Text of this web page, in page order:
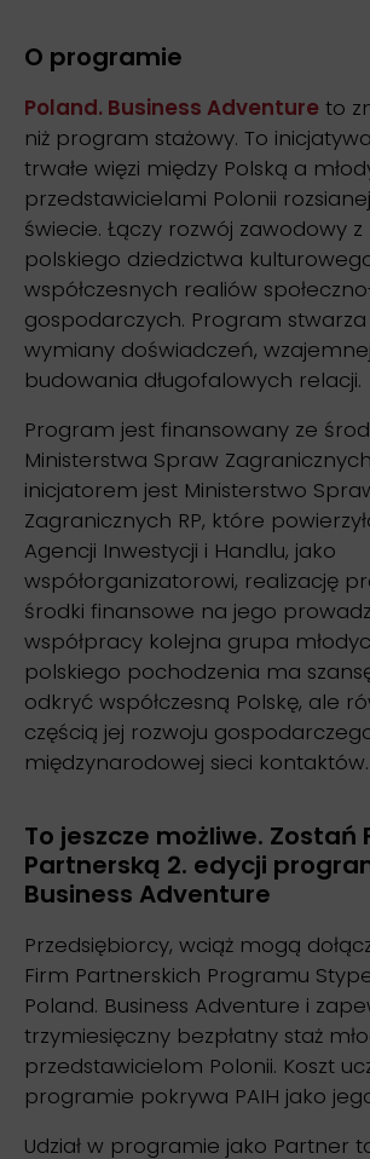
O programie
Poland. Business Adventure to
niż program stażowy. To
trwałe więzi między Polską a
przedstawicielami Polonii
świecie. Łączy rozwój zawodowy
polskiego dziedzictwa
współczesnych realiów
gospodarczych. Program
wymiany doświadczeń,
budowania długofalowych relacji.
Program jest finansowany ze
Ministerstwa Spraw
inicjatorem jest Ministerstwo
Zagranicznych RP, które
Agencji Inwestycji i Handlu, jako
współorganizatorowi, realizację
środki finansowe na jego
współpracy kolejna grupa
polskiego pochodzenia ma
odkryć współczesną Polskę, ale
częścią jej rozwoju
międzynarodowej sieci kontaktów.
To jeszcze możliwe. Zostań
Partnerską 2. edycji
Business Adventure
Przedsiębiorcy, wciąż mogą
Firm Partnerskich Programu
Poland. Business Adventure i
trzymiesięczny bezpłatny staż
przedstawicielom Polonii. Koszt
programie pokrywa PAIH jako
Udział w programie jako Partner